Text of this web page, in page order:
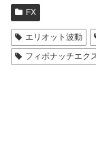
FX
エリオット波動
フィボナッチエク